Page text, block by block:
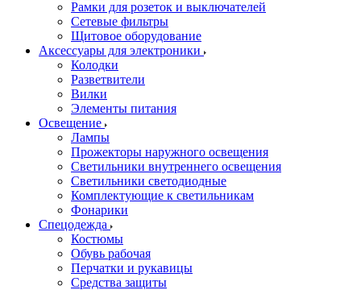
Рамки для розеток и выключателей
Сетевые фильтры
Щитовое оборудование
Аксессуары для электроники
Колодки
Разветвители
Вилки
Элементы питания
Освещение
Лампы
Прожекторы наружного освещения
Светильники внутреннего освещения
Светильники светодиодные
Комплектующие к светильникам
Фонарики
Спецодежда
Костюмы
Обувь рабочая
Перчатки и рукавицы
Средства защиты